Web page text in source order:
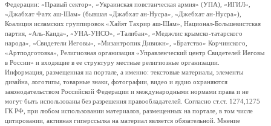
Федерации: «Правый сектор», «Украинская повстанческая армия» (УПА), «ИГИЛ»,
«Джабхат Фатх аш-Шам» (бывшая «Джабхат ан-Нусра», «Джебхат ан-Нусра»),
Коалиция исламских группировок «Хайят Тахрир аш-Шам», Национал-Большевистская
партия, «Аль-Каида», «УНА-УНСО», «Талибан», «Меджлис крымско-татарского
народа», «Свидетели Иеговы», «Мизантропик Дивижн», «Братство» Корчинского,
«Артподготовка», Религиозная организация «Управленческий центр Свидетелей Иеговы
в России» и входящие в ее структуру местные религиозные организации.
Информация, размещенная на портале, а именно: текстовые материалы, элементы
дизайна, логотипы, товарные знаки, фотографии, видео и аудио охраняются
законодательством Российской Федерации и международными нормами права и не
могут быть использованы без разрешения правообладателей. Согласно ст.ст. 1274,1275
ГК РФ, при любом использовании материалов, размещенных на портале, в том числе
цитировании, активная гиперссылка на материал является обязательной. Мнение